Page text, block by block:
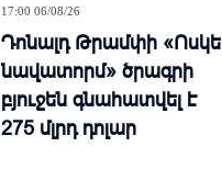
17:00 06/08/26
Դոնալդ Թրամփի «Ոսկե
նավատորմ» ծրագրի
բյուջեն գնահատվել է
275 մլրդ դոլար